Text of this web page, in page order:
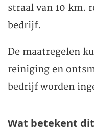
straal van 10 km.
bedrijf.
De maatregelen
reiniging en
bedrijf worden
Wat betekent